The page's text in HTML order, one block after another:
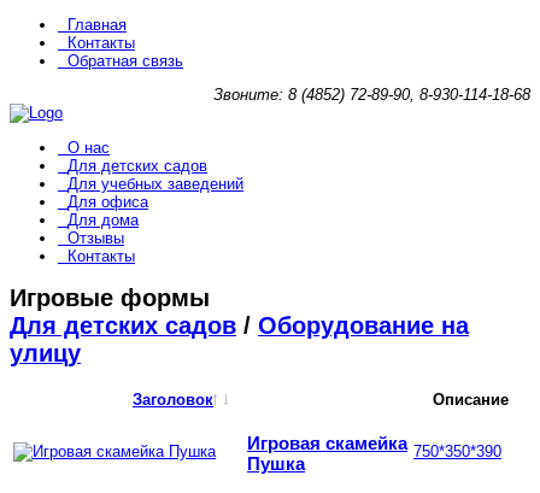
Главная
Контакты
Обратная связь
Звоните: 8 (4852) 72-89-90, 8-930-114-18-68
О нас
Для детских садов
Для учебных заведений
Для офиса
Для дома
Отзывы
Контакты
Игровые формы
Для детских садов / Оборудование на
улицу
Заголовок Описание
Игровая скамейка
Пушка
750*350*390